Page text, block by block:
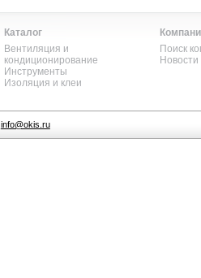
Каталог
Вентиляция и
кондиционирование
Инструменты
Изоляция и клеи
Поиск
info@okis.ru